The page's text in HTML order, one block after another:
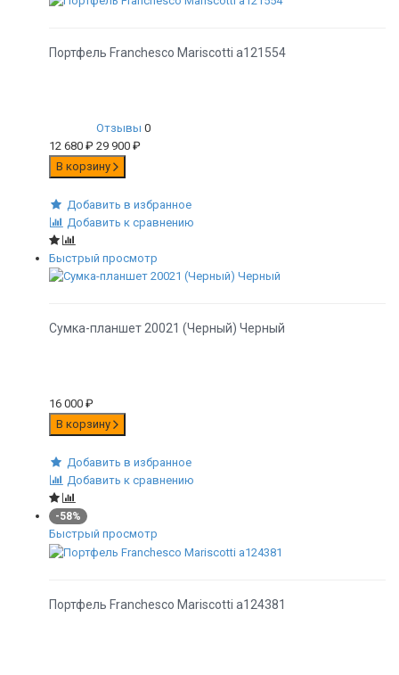
Портфель Franchesco Mariscotti а121554
Отзывы 0
12 680 ₽ 29 900 ₽
В корзину
Добавить в избранное
Добавить к сравнению
Быстрый просмотр
Сумка-планшет 20021 (Черный) Черный
16 000 ₽
В корзину
Добавить в избранное
Добавить к сравнению
-58%
Быстрый просмотр
Портфель Franchesco Mariscotti а124381